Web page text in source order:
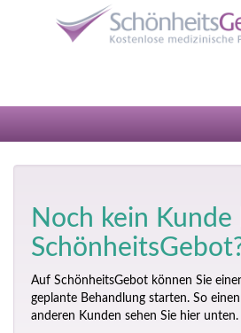
Noch kein Kunde
Auf SchönheitsGebot können Sie
geplante Behandlung starten. So
anderen Kunden sehen Sie hier unten.